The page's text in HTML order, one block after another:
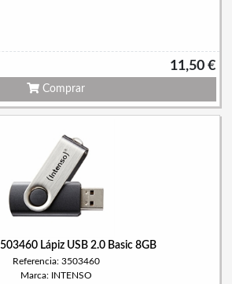
11,50 €
Comprar
Lápiz USB 2.0 Basic 8GB
Referencia: 3503460
Marca: INTENSO